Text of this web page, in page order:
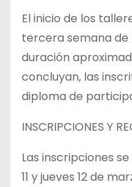
El inicio de los
tercera semana
duración
concluyan, las
diploma de
INSCRIPCIONES Y
Las inscripciones
11 y jueves 12 de